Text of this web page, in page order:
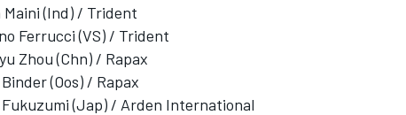
Maini (Ind) / Trident
Ferrucci (VS) / Trident
Zhou (Chn) / Rapax
(Oos) / Rapax
(Jap) / Arden International